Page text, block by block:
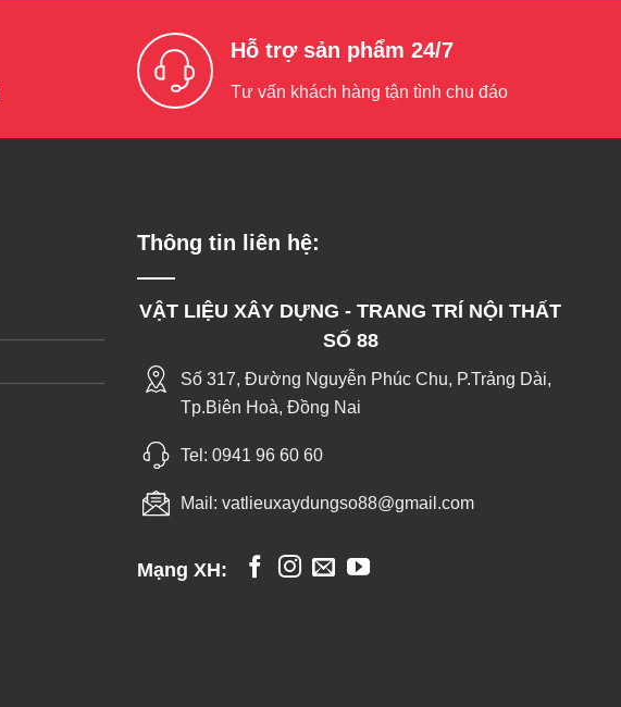
Hỗ trợ sản phẩm 24/7
Tư vấn khách hàng tận tình chu đáo
Thông tin liên hệ:
VẬT LIỆU XÂY DỰNG - TRANG TRÍ NỘI THẤT
SỐ 88
Số 317, Đường Nguyễn Phúc Chu, P.Trảng Dài,
Tp.Biên Hoà, Đồng Nai
Tel: 0941 96 60 60
Mail: vatlieuxaydungso88@gmail.com
Mạng XH: